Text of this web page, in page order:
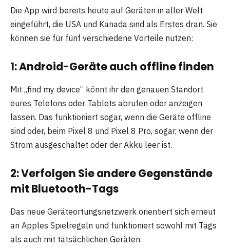
Die App wird bereits heute auf Geräten in aller Welt
eingeführt, die USA und Kanada sind als Erstes dran. Sie
können sie für fünf verschiedene Vorteile nutzen:
1: Android-Geräte auch offline finden
Mit „find my device“ könnt ihr den genauen Standort
eures Telefons oder Tablets abrufen oder anzeigen
lassen. Das funktioniert sogar, wenn die Geräte offline
sind oder, beim Pixel 8 und Pixel 8 Pro, sogar, wenn der
Strom ausgeschaltet oder der Akku leer ist.
2: Verfolgen Sie andere Gegenstände
mit Bluetooth-Tags
Das neue Geräteortungsnetzwerk orientiert sich erneut
an Apples Spielregeln und funktioniert sowohl mit Tags
als auch mit tatsächlichen Geräten.